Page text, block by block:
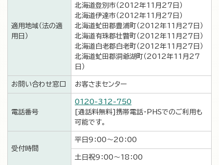
適用地域（法の適
用日）
北海道登別市（2012年11月27日）
北海道伊達市（2012年11月27日）
北海道虻田郡豊浦町（2012年11月27日）
北海道有珠郡壮瞥町（2012年11月27日）
北海道白老郡白老町（2012年11月27日）
北海道虻田郡洞爺湖町（2012年11月27
日）
お問い合わせ窓口 お客さまセンター
電話番号
0120-312-750
[通話料無料]携帯電話・PHSでのご利用も
可能です。
受付時間
平日9：00～20：00
土日祝9：00～18：00